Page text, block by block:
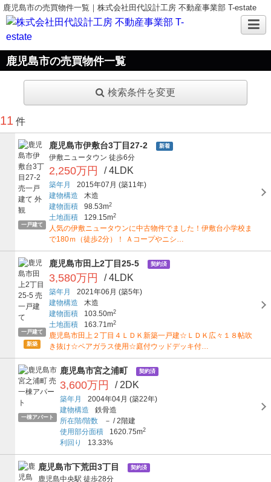
鹿児島市の売買物件一覧｜株式会社田代設計工房 不動産事業部 T-estate
鹿児島市の売買物件一覧
検索条件を変更
11 件
一戸建て
鹿児島市伊敷台3丁目27-2 新着
伊敷ニュータウン 徒歩6分
2,250万円 / 4LDK
築年月 2015年07月 (築11年)
建物構造
木造
建物面積
98.53m2
土地面積 129.15m2
人気の伊敷ニュータウンに中古物件でました！伊敷台小学校ま
で180ｍ（徒歩2分）！ Ａコープやニシ…
一戸建て
新築
鹿児島市田上2丁目25-5 契約済
3,580万円 / 4LDK
築年月 2021年06月 (築5年)
建物構造
木造
建物面積
103.50m2
土地面積 163.71m2
鹿児島市田上２丁目４ＬＤＫ新築一戸建☆ＬＤＫ広々１８帖吹
き抜け☆ペアガラス使用☆庭付ウッドデッキ付…
一棟アパート
鹿児島市宮之浦町 契約済
3,600万円 / 2DK
築年月 2004年04月 (築22年)
建物構造
鉄骨造
所在階/階数
－ /2階建
使用部分面積
1620.75m2
利回り 13.33%
鹿児島市下荒田3丁目 契約済
鹿児島中央駅 徒歩28分